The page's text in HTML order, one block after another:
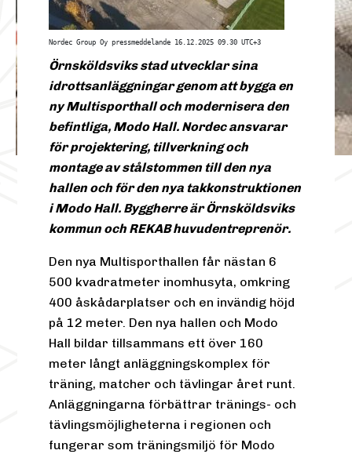
Nordec Group Oy pressmeddelande 16.12.2025 09.30 UTC+3
Örnsköldsviks stad utvecklar sina
idrottsanläggningar genom att bygga en
ny Multisporthall och modernisera den
befintliga, Modo Hall. Nordec ansvarar
för projektering, tillverkning och
montage av stålstommen till den nya
hallen och för den nya takkonstruktionen
i Modo Hall. Byggherre är Örnsköldsviks
kommun och REKAB huvudentreprenör.
Den nya Multisporthallen får nästan 6
500 kvadratmeter inomhusyta, omkring
400 åskådarplatser och en invändig höjd
på 12 meter. Den nya hallen och Modo
Hall bildar tillsammans ett över 160
meter långt anläggningskomplex för
träning, matcher och tävlingar året runt.
Anläggningarna förbättrar tränings- och
tävlingsmöjligheterna i regionen och
fungerar som träningsmiljö för Modo